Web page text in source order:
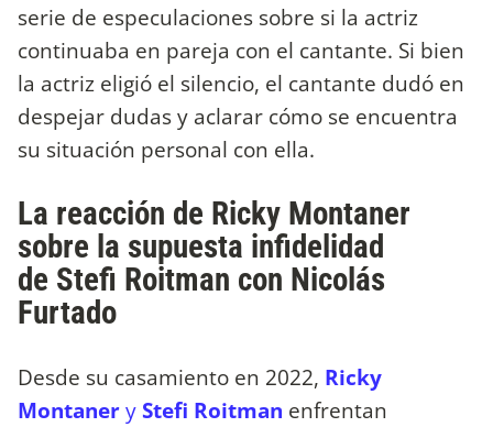
serie de especulaciones sobre si la actriz
continuaba en pareja con el cantante. Si bien
la actriz eligió el silencio, el cantante dudó en
despejar dudas y aclarar cómo se encuentra
su situación personal con ella.
La reacción de Ricky Montaner
sobre la supuesta infidelidad
de Stefi Roitman con Nicolás
Furtado
Desde su casamiento en 2022, Ricky
MontaneryStefi Roitman enfrentan